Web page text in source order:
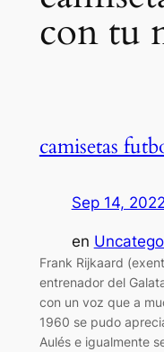
con tu
camisetas
Sep 14, 2022
en
Frank Rijkaard
entrenador del
con un voz que a
1960 se pudo
Aulés e igualmente